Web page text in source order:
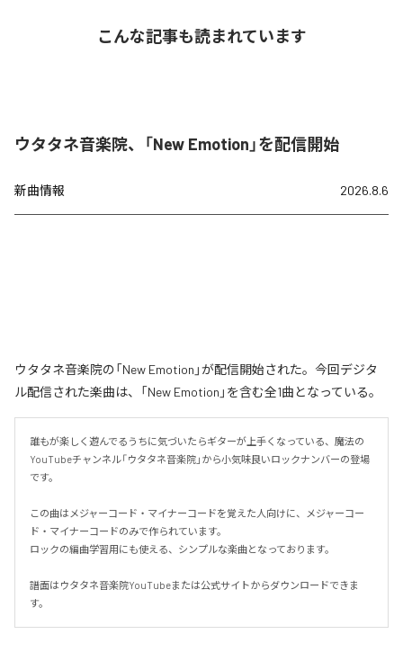
こんな記事も読まれています
ウタタネ音楽院、「New Emotion」を配信開始
新曲情報 2026.8.6
ウタタネ音楽院の「New Emotion」が配信開始された。今回デジタ
ル配信された楽曲は、「New Emotion」を含む全1曲となっている。
誰もが楽しく遊んでるうちに気づいたらギターが上手くなっている、魔法の
YouTubeチャンネル「ウタタネ音楽院」から小気味良いロックナンバーの登場
です。
この曲はメジャーコード・マイナーコードを覚えた人向けに、メジャーコー
ド・マイナーコードのみで作られています。
ロックの編曲学習用にも使える、シンプルな楽曲となっております。
譜面はウタタネ音楽院YouTubeまたは公式サイトからダウンロードできま
す。